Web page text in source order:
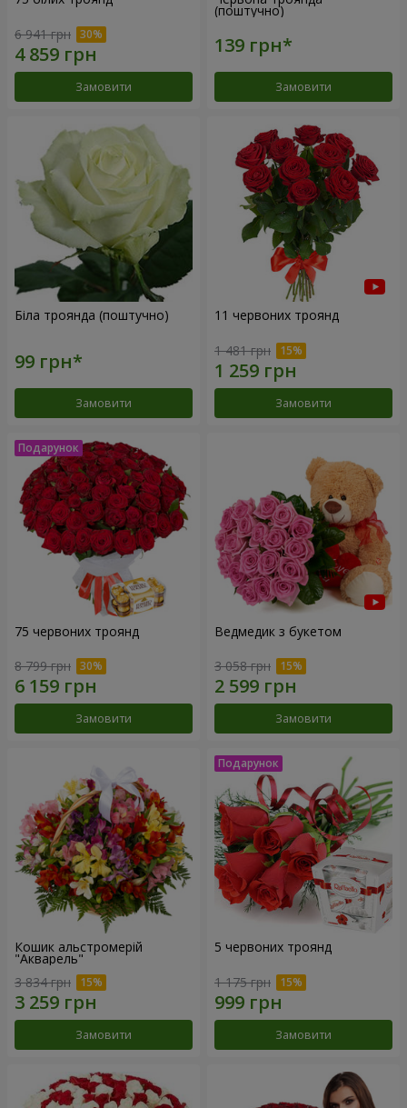
6 941 грн
Замовити
(поштучно)
Замовити
Біла троянда (поштучно)
Замовити
11 червоних троянд
1 481 грн
Замовити
75 червоних троянд
8 799 грн
Замовити
Ведмедик з букетом
3 058 грн
Замовити
Кошик альстромерій
"Акварель"
3 834 грн
Замовити
5 червоних троянд
1 175 грн
Замовити